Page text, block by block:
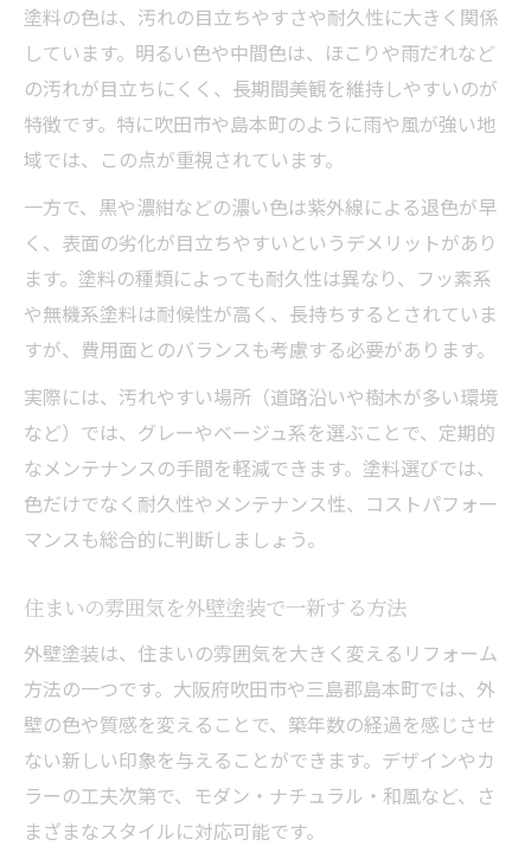
塗料の色は、汚れの目立ちやすさや耐久性に大きく関係
しています。明るい色や中間色は、ほこりや雨だれなど
の汚れが目立ちにくく、長期間美観を維持しやすいのが
特徴です。特に吹田市や島本町のように雨や風が強い地
域では、この点が重視されています。
一方で、黒や濃紺などの濃い色は紫外線による退色が早
く、表面の劣化が目立ちやすいというデメリットがあり
ます。塗料の種類によっても耐久性は異なり、フッ素系
や無機系塗料は耐候性が高く、長持ちするとされていま
すが、費用面とのバランスも考慮する必要があります。
実際には、汚れやすい場所（道路沿いや樹木が多い環境
など）では、グレーやベージュ系を選ぶことで、定期的
なメンテナンスの手間を軽減できます。塗料選びでは、
色だけでなく耐久性やメンテナンス性、コストパフォー
マンスも総合的に判断しましょう。
住まいの雰囲気を外壁塗装で一新する方法
外壁塗装は、住まいの雰囲気を大きく変えるリフォーム
方法の一つです。大阪府吹田市や三島郡島本町では、外
壁の色や質感を変えることで、築年数の経過を感じさせ
ない新しい印象を与えることができます。デザインやカ
ラーの工夫次第で、モダン・ナチュラル・和風など、さ
まざまなスタイルに対応可能です。